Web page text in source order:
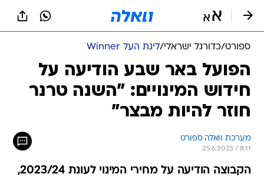
ספורט/כדורגל ישראלי/ליגת העל Winner
הפועל באר שבע הודיעה על
חידוש המינויים: "השנה טרנר
חוזר להיות מבצר"
מערכת וואלה ספורט
25.6.2023 / 8:11
הקבוצה הודיעה על מחירי המינוי לעונת 2023/24,